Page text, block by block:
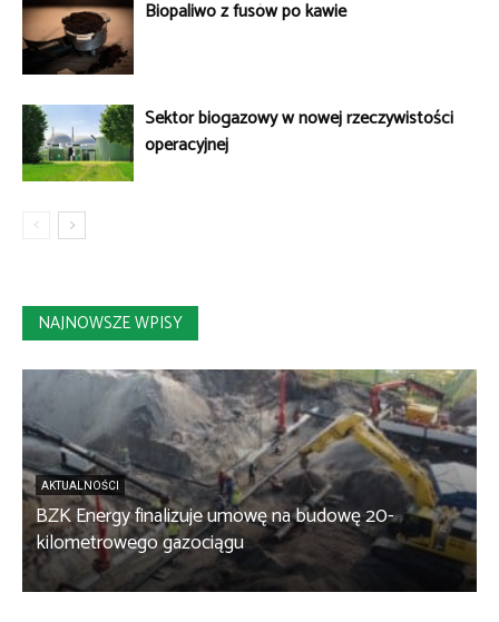
Biopaliwo z fusów po kawie
Sektor biogazowy w nowej rzeczywistości
operacyjnej
NAJNOWSZE WPISY
AKTUALNOŚCI
BZK Energy finalizuje umowę na budowę 20-
kilometrowego gazociągu